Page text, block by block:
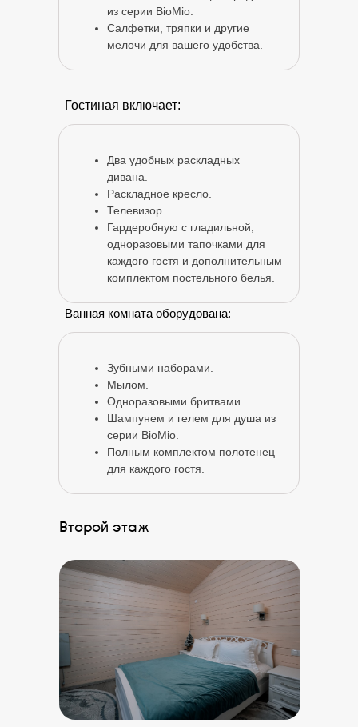
Два удобных раскладных
дивана.
Раскладное кресло.
Телевизор.
Гардеробную с гладильной,
одноразовыми тапочками для
каждого гостя и дополнительным
комплектом постельного белья.
из серии BioMio.
Салфетки, тряпки и другие
мелочи для вашего удобства.
Зубными наборами.
Мылом.
Одноразовыми бритвами.
Шампунем и гелем для душа из
серии BioMio.
Полным комплектом полотенец
для каждого гостя.
Ванная комната оборудована:
Гостиная включает:
Второй этаж